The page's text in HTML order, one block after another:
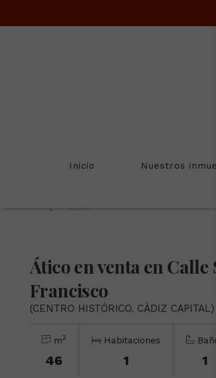
Inicio Nuestros
Volver
Ático en venta en Calle
Francisco
(CENTRO HISTÓRICO. CÁDIZ CAPITAL)
m2
46
Habitaciones
1 1